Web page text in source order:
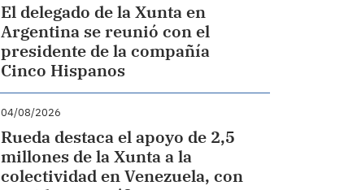
El delegado de la Xunta en
Argentina se reunió con el
presidente de la compañía
Cinco Hispanos
04/08/2026
Rueda destaca el apoyo de 2,5
millones de la Xunta a la
colectividad en Venezuela, con